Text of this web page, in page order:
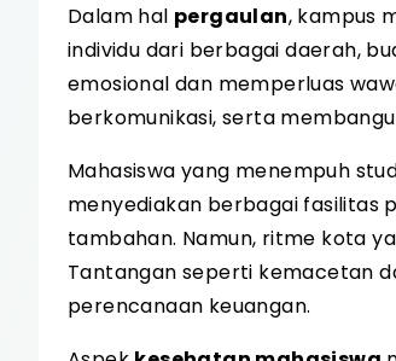
Dalam hal pergaulan, kampus
individu dari berbagai daerah,
emosional dan memperluas
berkomunikasi, serta
Mahasiswa yang menempuh
menyediakan berbagai fasilitas
tambahan. Namun, ritme kota
Tantangan seperti kemacetan
perencanaan keuangan.